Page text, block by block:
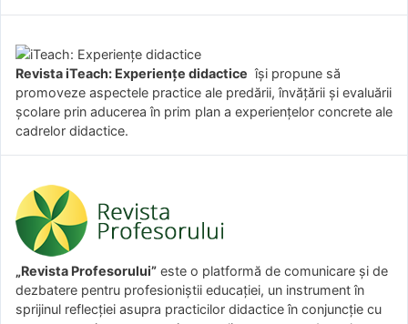
Revista iTeach: Experienţe didactice îşi propune să
promoveze aspectele practice ale predării, învăţării şi evaluării
şcolare prin aducerea în prim plan a experienţelor concrete ale
cadrelor didactice.
„Revista Profesorului” este o platformă de comunicare și de
dezbatere pentru profesioniștii educației, un instrument în
sprijinul reflecției asupra practicilor didactice în conjuncție cu